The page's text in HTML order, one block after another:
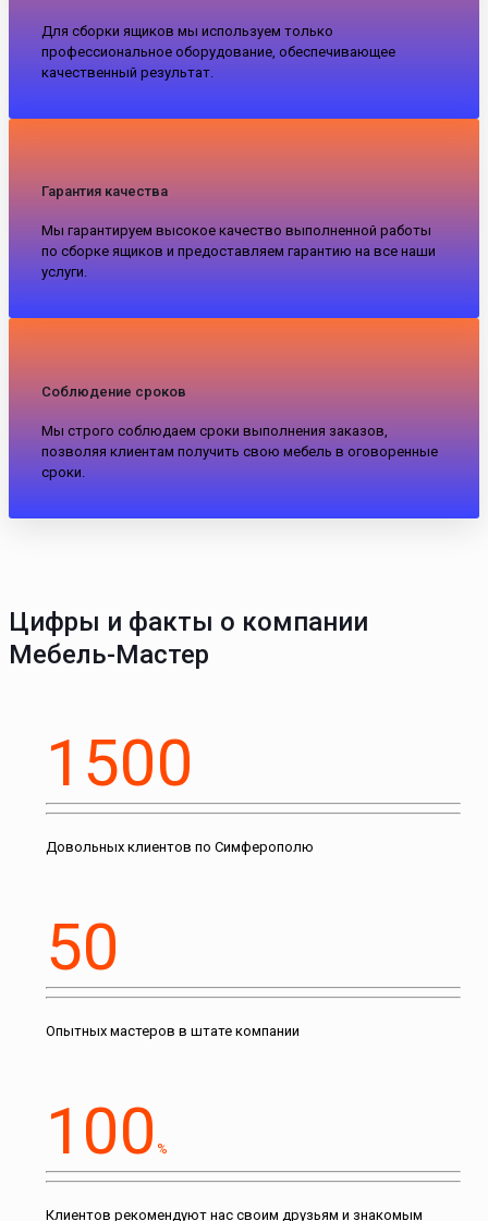
Для сборки ящиков мы используем только
профессиональное оборудование, обеспечивающее
качественный результат.
Гарантия качества
Мы гарантируем высокое качество выполненной работы
по сборке ящиков и предоставляем гарантию на все наши
услуги.
Соблюдение сроков
Мы строго соблюдаем сроки выполнения заказов,
позволяя клиентам получить свою мебель в оговоренные
сроки.
Цифры и факты о компании
Мебель-Мастер
1500
Довольных клиентов по Симферополю
50
Опытных мастеров в штате компании
100 %
Клиентов рекомендуют нас своим друзьям и знакомым